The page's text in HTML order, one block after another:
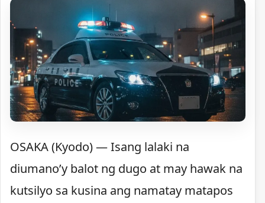
OSAKA (Kyodo) — Isang lalaki na
diumano’y balot ng dugo at may hawak na
kutsilyo sa kusina ang namatay matapos